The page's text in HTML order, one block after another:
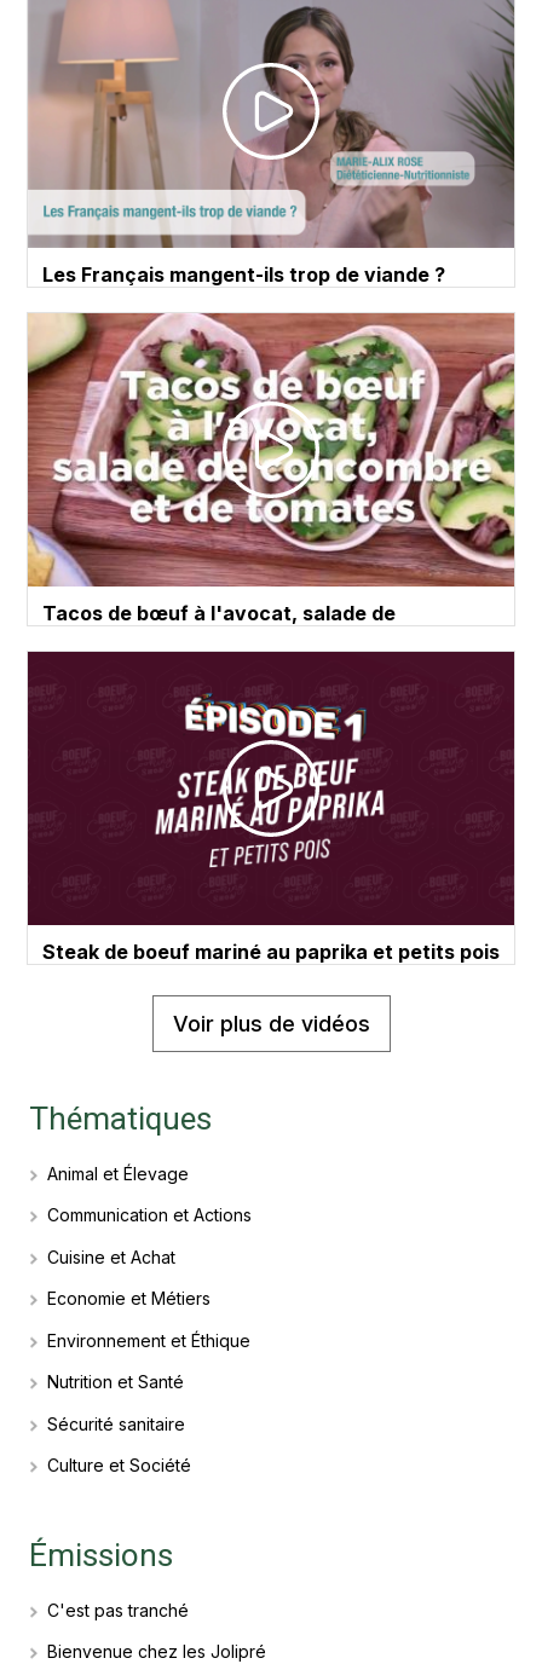
Les Français mangent-ils trop de viande ?
Tacos de bœuf à l'avocat, salade de
Steak de boeuf mariné au paprika et petits pois
Voir plus de vidéos
Thématiques
Animal et Élevage
Communication et Actions
Cuisine et Achat
Economie et Métiers
Environnement et Éthique
Nutrition et Santé
Sécurité sanitaire
Culture et Société
Émissions
C'est pas tranché
Bienvenue chez les Jolipré